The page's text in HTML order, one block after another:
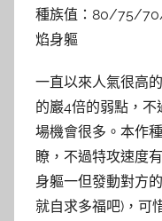
種族值：80/75/
焰身軀
一直以來人氣很高
的巖4倍的弱點，不
場機會很多。本作
瞭，不過特攻速度
身軀一但發動對方
就自求多福吧)，可